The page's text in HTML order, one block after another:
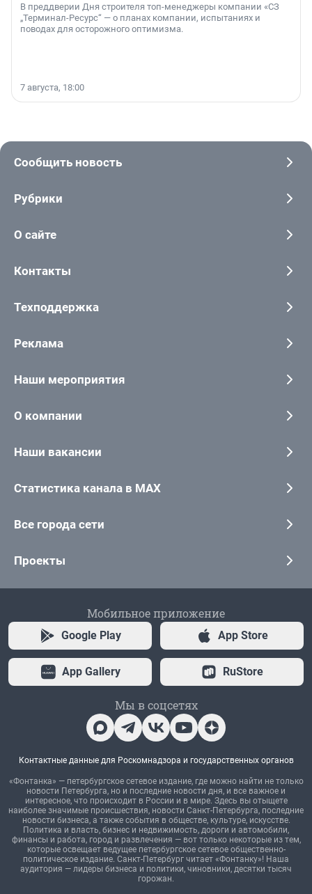
В преддверии Дня строителя топ-менеджеры компании «СЗ
„Терминал-Ресурс“ — о планах компании, испытаниях и
поводах для осторожного оптимизма.
7 августа, 18:00
Сообщить новость
Рубрики
О сайте
Контакты
Техподдержка
Реклама
Наши мероприятия
О компании
Наши вакансии
Статистика канала в MAX
Все города сети
Проекты
Мобильное приложение
Google Play App Store
App Gallery RuStore
Мы в соцсетях
Контактные данные для Роскомнадзора и государственных органов
«Фонтанка» — петербургское сетевое издание, где можно найти не только
новости Петербурга, но и последние новости дня, и все важное и
интересное, что происходит в России и в мире. Здесь вы отыщете
наиболее значимые происшествия, новости Санкт-Петербурга, последние
новости бизнеса, а также события в обществе, культуре, искусстве.
Политика и власть, бизнес и недвижимость, дороги и автомобили,
финансы и работа, город и развлечения — вот только некоторые из тем,
которые освещает ведущее петербургское сетевое общественно-
политическое издание. Санкт-Петербург читает «Фонтанку»! Наша
аудитория — лидеры бизнеса и политики, чиновники, десятки тысяч
горожан.